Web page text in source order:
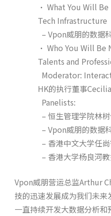
• What You Will
Tech Infrastructure
– Vpon威朋的数据
• Who You Will Be
Talents and
Moderator:
HK的执行董事
Panelists:
– 恒生管理学院林
– Vpon威朋的数据
– 香港中文大学任
– 香港大学杨良河
Vpon威朋营运总监Arthur
技的迅速发展成为我们未
一直持续开发大数据分析